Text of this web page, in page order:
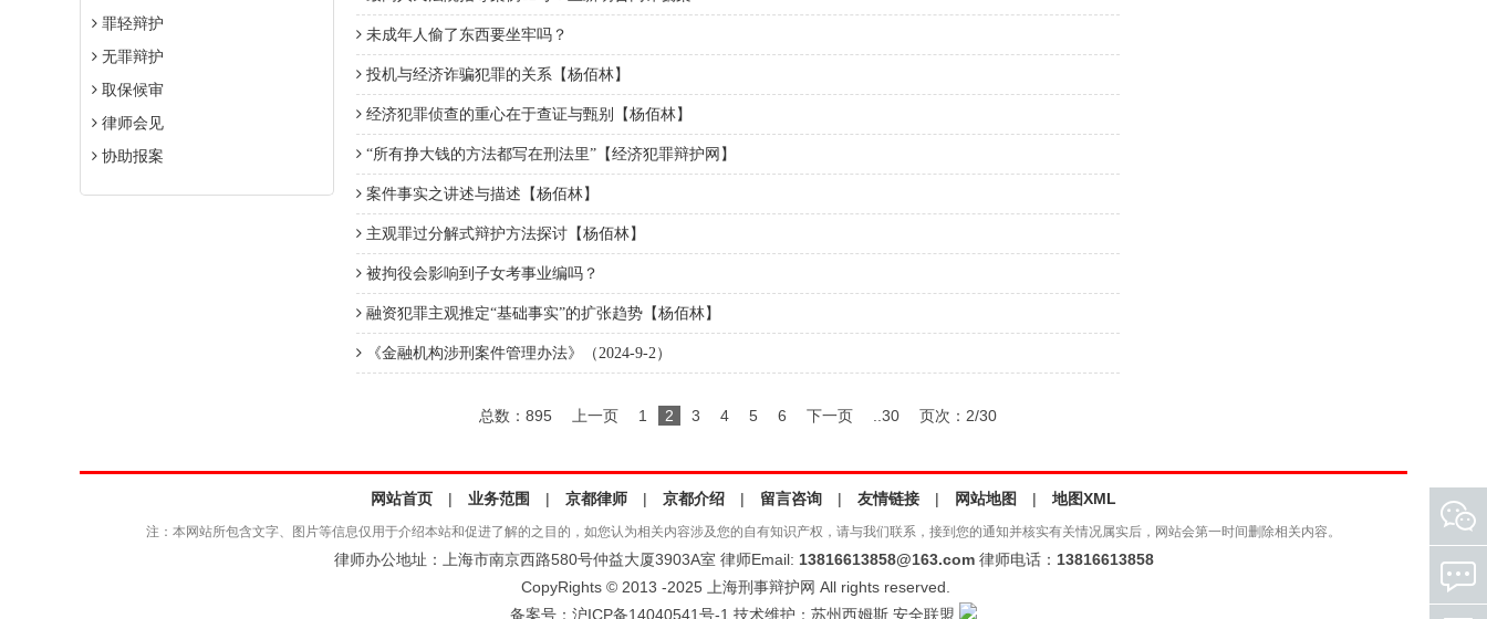
罪轻辩护
无罪辩护
取保候审
律师会见
协助报案
未成年人偷了东西要坐牢吗？
投机与经济诈骗犯罪的关系【杨佰林】
经济犯罪侦查的重心在于查证与甄别【杨佰林】
“所有挣大钱的方法都写在刑法里”【经济犯罪辩护网】
案件事实之讲述与描述【杨佰林】
主观罪过分解式辩护方法探讨【杨佰林】
被拘役会影响到子女考事业编吗？
融资犯罪主观推定“基础事实”的扩张趋势【杨佰林】
《金融机构涉刑案件管理办法》（2024-9-2）
总数：895 上一页 1 2 3 4 5 6 下一页 ..30 页次：2/30
网站首页 | 业务范围 | 京都律师 | 京都介绍 | 留言咨询 | 友情链接 | 网站地图 | 地图XML
注：本网站所包含文字、图片等信息仅用于介绍本站和促进了解的之目的，如您认为相关内容涉及您的自有知识产权，请与我们联系，接到您的通知并核实有关情况属实后，网站会第一时间删除相关内容。
律师办公地址：上海市南京西路580号仲益大厦3903A室 律师Email: 13816613858@163.com律师电话： 13816613858
CopyRights © 2013 -2025 上海刑事辩护网 All rights reserved.
备案号： 沪ICP备14040541号-1 技术维护： 苏州西姆斯 安全联盟